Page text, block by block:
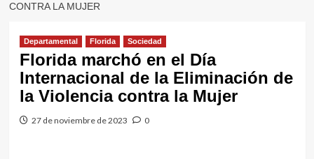
CONTRA LA MUJER
Departamental Florida Sociedad
Florida marchó en el Día
Internacional de la Eliminación de
la Violencia contra la Mujer
27 de noviembre de 2023 0